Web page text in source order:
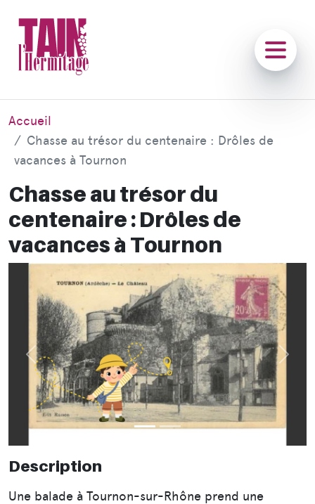
Accueil
Chasse au trésor du centenaire : Drôles de
vacances à Tournon
Chasse au trésor du
centenaire : Drôles de
vacances à Tournon
Précédent
Description
Une balade à Tournon-sur-Rhône prend une